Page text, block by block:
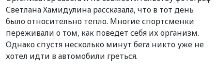
Светлана Хамидулина рассказала, что в тот день
было относительно тепло. Многие спортсменки
переживали о том, как поведет себя их организм.
Однако спустя несколько минут бега никто уже не
хотел идти в автомобили греться.